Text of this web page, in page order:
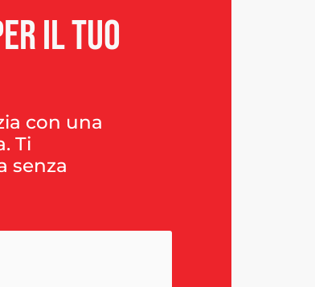
iltuo
con una
Ti
senza